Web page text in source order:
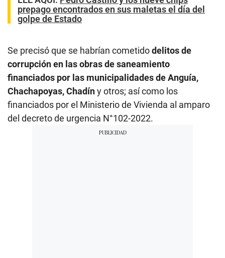
prepago encontrados en sus maletas el día del
golpe de Estado
Se precisó que se habrían cometidodelitos de
corrupción en las obras de saneamiento
financiados por las municipalidades de Anguía,
Chachapoyas, Chadíny otros; así como los
financiados por el Ministerio de Vivienda al amparo
del decreto de urgencia N°102-2022.